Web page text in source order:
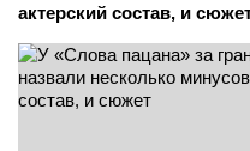
актерский состав, и